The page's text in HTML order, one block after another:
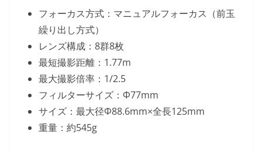
フォーカス方式：マニュアルフォーカス（前玉
繰り出し方式）
レンズ構成：8群8枚
最短撮影距離：1.77m
最大撮影倍率：1/2.5
フィルターサイズ：Φ77mm
サイズ：最大径Φ88.6mm×全長125mm
重量：約545g